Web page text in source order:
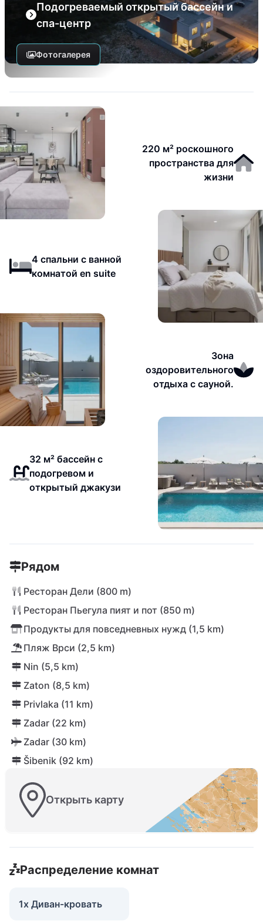
Подогреваемый открытый бассейн и
спа-центр
Фотогалерея
220 м² роскошного
пространства для
жизни
4 спальни с ванной
комнатой en suite
Зона
оздоровительного
отдыха с сауной.
32 м² бассейн с
подогревом и
открытый джакузи
Рядом
Ресторан Дели (800 m)
Ресторан Пьегула пият и пот (850 m)
Продукты для повседневных нужд (1,5 km)
Пляж Врси (2,5 km)
Nin (5,5 km)
Zaton (8,5 km)
Privlaka (11 km)
Zadar (22 km)
Zadar (30 km)
Šibenik (92 km)
Открыть карту
Распределение комнат
1x Диван-кровать